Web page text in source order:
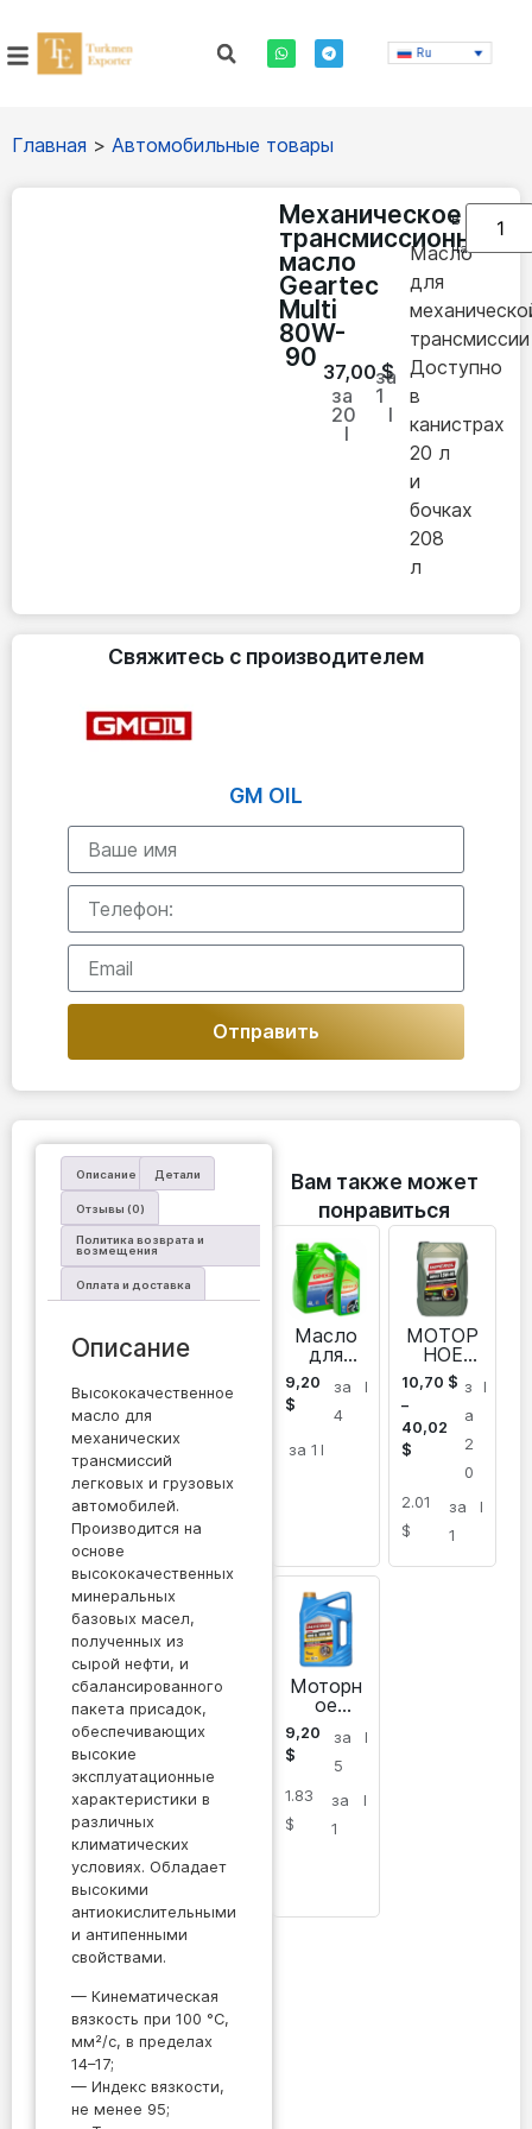
Ru
Главная > Автомобильные товары
Механическое
трансмиссионное
масло
Geartec
Multi
80W-
90 37,00$
за
20
l
за
1
l
Масло
для
трансмиссии
Доступно
в
канистрах
20 л
и
бочках
208
л
В
наличии
Свяжитесь с производителем
GM OIL
Отправить
Описание Детали
Отзывы (0)
Политика возврата и
возмещения
Оплата и доставка
Описание
Высококачественное
масло для
механических
трансмиссий
легковых и грузовых
автомобилей.
Производится на
основе
высококачественных
минеральных
базовых масел,
полученных из
сырой нефти, и
сбалансированного
пакета присадок,
обеспечивающих
высокие
эксплуатационные
характеристики в
различных
климатических
условиях. Обладает
высокими
антиокислительными
и антипенными
свойствами.
— Кинематическая
вязкость при 100 °C,
мм²/с, в пределах
14–17;
— Индекс вязкости,
не менее 95;
Вам также может
понравиться
Масло
для
автомат
ических
коробок
легковы
ATF
DXR 3
9,20
$
за
4
l
за 1 l
МОТОР
НОЕ
МАСЛО
Imperol
SHPD
15W40
10,70 $
–
40,02
$
з
а
2
0
l
2.01
$
за
1
l
Моторн
ое
масло
Imperol
Core
10W40,
5 л
9,20
$
за
5
l
1.83
$
за
1
l